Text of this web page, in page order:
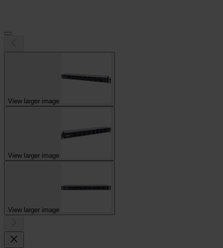
View larger image
View larger image
View larger image